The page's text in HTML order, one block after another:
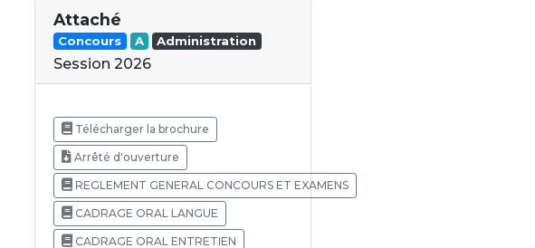
Attaché
Concours A Administration
Session 2026
Télécharger la brochure
Arrêté d'ouverture
REGLEMENT GENERAL CONCOURS ET EXAMENS
CADRAGE ORAL LANGUE
CADRAGE ORAL ENTRETIEN